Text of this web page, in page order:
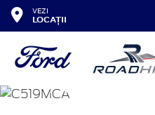
VEZI
LOCAȚII
FOCUS